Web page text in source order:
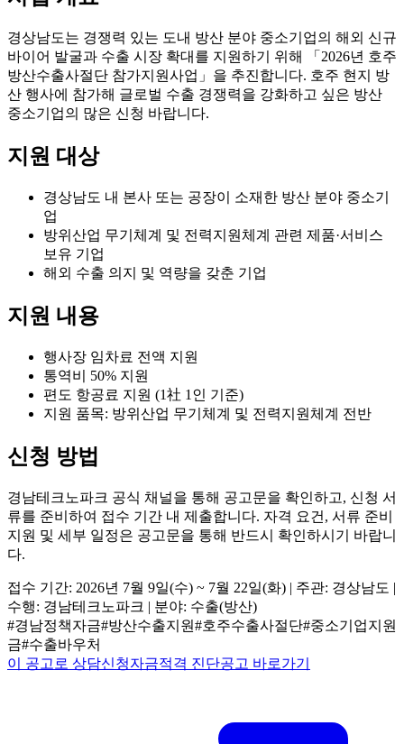
경상남도는 경쟁력 있는 도내 방산 분야 중소기업의 해외 신규
바이어 발굴과 수출 시장 확대를 지원하기 위해 「2026년 호주
방산수출사절단 참가지원사업」을 추진합니다. 호주 현지 방
산 행사에 참가해 글로벌 수출 경쟁력을 강화하고 싶은 방산
중소기업의 많은 신청 바랍니다.
지원 대상
경상남도 내 본사 또는 공장이 소재한 방산 분야 중소기
업
방위산업 무기체계 및 전력지원체계 관련 제품·서비스
보유 기업
해외 수출 의지 및 역량을 갖춘 기업
지원 내용
행사장 임차료 전액 지원
통역비 50% 지원
편도 항공료 지원 (1社 1인 기준)
지원 품목: 방위산업 무기체계 및 전력지원체계 전반
신청 방법
경남테크노파크 공식 채널을 통해 공고문을 확인하고, 신청 서
류를 준비하여 접수 기간 내 제출합니다. 자격 요건, 서류 준비
지원 및 세부 일정은 공고문을 통해 반드시 확인하시기 바랍니
다.
접수 기간: 2026년 7월 9일(수) ~ 7월 22일(화) | 주관: 경상남도 |
수행: 경남테크노파크 | 분야: 수출(방산)
#경남정책자금#방산수출지원#호주수출사절단#중소기업지원
금#수출바우처
이 공고로 상담신청자금적격 진단공고 바로가기